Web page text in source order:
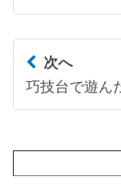
次へ
巧技台で遊ん